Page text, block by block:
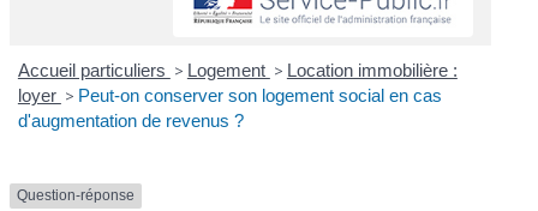
Accueil particuliers > Logement > Location immobilière :
loyer > Peut-on conserver son logement social en cas
d'augmentation de revenus ?
Question-réponse